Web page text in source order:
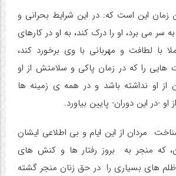
زمان این است که: در این شرایط بحرانی و
می برد، او را درک کند، به او در کارهای
با لطافت و مهربانی با وی برخورد کند،
هایی را که در زمان پاکی و سلامتش از او
از او نداشته باشد و در همه ی زمینه ها
-در این دوران- پایین بیاورد.
مردان از این ایام و بی اطلاعی ایشان
که منجر به بروز رفتار ها و کنش های
های بسیاری را در حق زنان منجر گشته